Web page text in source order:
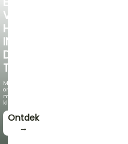
VERKOELEND
HOEKJE
IN
DE
TUIN
Met
onze
mooiste
klimplanten!
Ontdek
→